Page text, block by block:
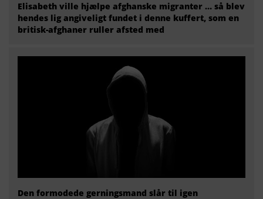
Elisabeth ville hjælpe afghanske migranter … så blev
hendes lig angiveligt fundet i denne kuffert, som en
britisk-afghaner ruller afsted med
Den formodede gerningsmand slår til igen